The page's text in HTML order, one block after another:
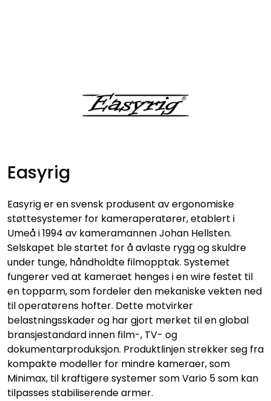
Easyrig
Easyriger en svensk produsent av ergonomiske
støttesystemer for kameraperatører, etablert i
Umeå i 1994 av kameramannen Johan Hellsten.
Selskapet ble startet for å avlaste rygg og skuldre
under tunge, håndholdte filmopptak. Systemet
fungerer ved at kameraet henges i en wire festet til
en topparm, som fordeler den mekaniske vekten ned
til operatørens hofter. Dette motvirker
belastningsskader og har gjort merket til en global
bransjestandard innen film-, TV- og
dokumentarproduksjon. Produktlinjen strekker seg fra
kompakte modeller for mindre kameraer, som
Minimax, til kraftigere systemer som Vario 5 som kan
tilpasses stabiliserende armer.
VAREMERKER
AKTUELT
BRUKT
SAMTALEROM